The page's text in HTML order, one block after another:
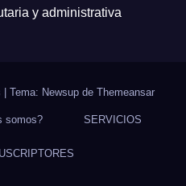
y administrativa
| Tema: Newsup de Themeansar
somos? SERVICIOS